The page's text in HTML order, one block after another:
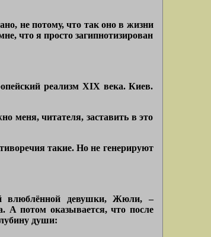
не потому, что так оно в жизни
что я просто загипнотизирован
реализм XIX века. Киев.
меня, читателя, заставить в это
такие. Но не генерируют
влюблённой девушки, Жюли, –
А потом оказывается, что после
души: